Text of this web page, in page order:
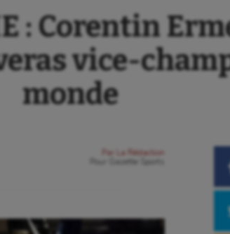
: Corentin
vice-
monde
Par
La Rédaction
Gazette Sports